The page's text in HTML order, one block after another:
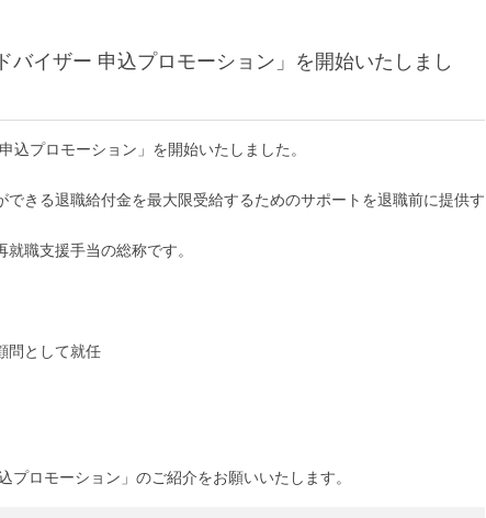
バイザー 申込プロモーション」を開始いたしまし
プロモーション」を開始いたしました。
できる退職給付金を最大限受給するためのサポートを退職前に提供す
職支援手当の総称です。
問として就任
ロモーション」のご紹介をお願いいたします。